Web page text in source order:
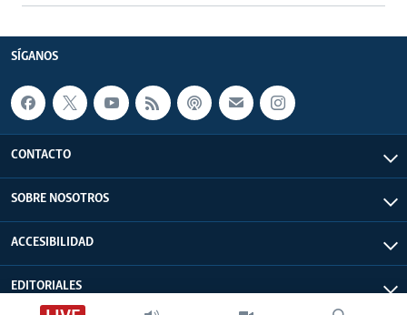
SÍGANOS
CONTACTO
SOBRE NOSOTROS
ACCESIBILIDAD
EDITORIALES